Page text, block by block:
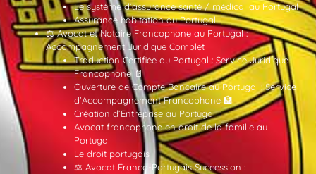
Le système d’assurance santé / médical au Portugal
Assurance habitation au Portugal
⚖️ Avocat et Notaire Francophone au Portugal :
Accompagnement Juridique Complet
Traduction Certifiée au Portugal : Service Juridique
Francophone 📄
Ouverture de Compte Bancaire au Portugal : Service
d’Accompagnement Francophone 🏦
Création d’Entreprise au Portugal
Avocat francophone en droit de la famille au
Portugal
Le droit portugais
⚖️ Avocat Franco-Portugais Succession :